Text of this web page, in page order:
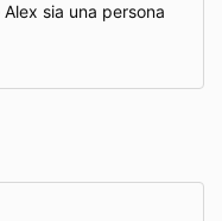
sia una persona